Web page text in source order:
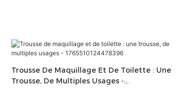
Trousse De Maquillage Et De Toilette : Une
Trousse, De Multiples Usages -